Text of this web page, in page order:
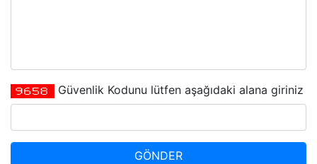
Güvenlik Kodunu lütfen aşağıdaki alana giriniz